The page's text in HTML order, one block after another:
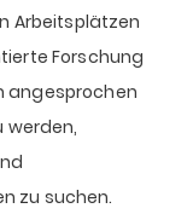
Arbeitsplätzen
Forschung
angesprochen
werden,
zu suchen.